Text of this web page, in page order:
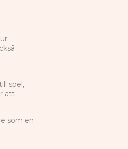
spel,
att
som en